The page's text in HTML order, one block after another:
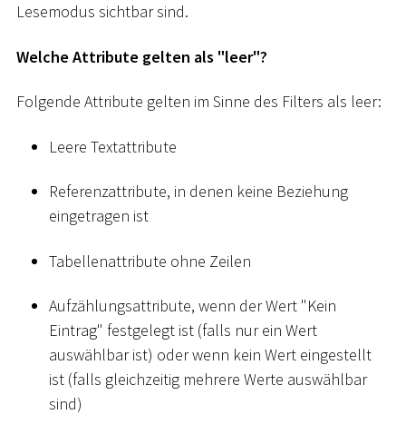
Lesemodus sichtbar sind.
Welche Attribute gelten als "leer"?
Folgende Attribute gelten im Sinne des Filters als leer:
Leere Textattribute
Referenzattribute, in denen keine Beziehung
eingetragen ist
Tabellenattribute ohne Zeilen
Aufzählungsattribute, wenn der Wert "Kein
Eintrag" festgelegt ist (falls nur ein Wert
auswählbar ist) oder wenn kein Wert eingestellt
ist (falls gleichzeitig mehrere Werte auswählbar
sind)